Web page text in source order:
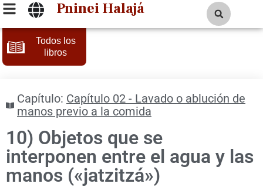
Pninei Halajá
Todos los
libros
Capítulo: Capítulo 02 - Lavado o ablución de
manos previo a la comida
10) Objetos que se
interponen entre el agua y las
manos («jatzitzá»)